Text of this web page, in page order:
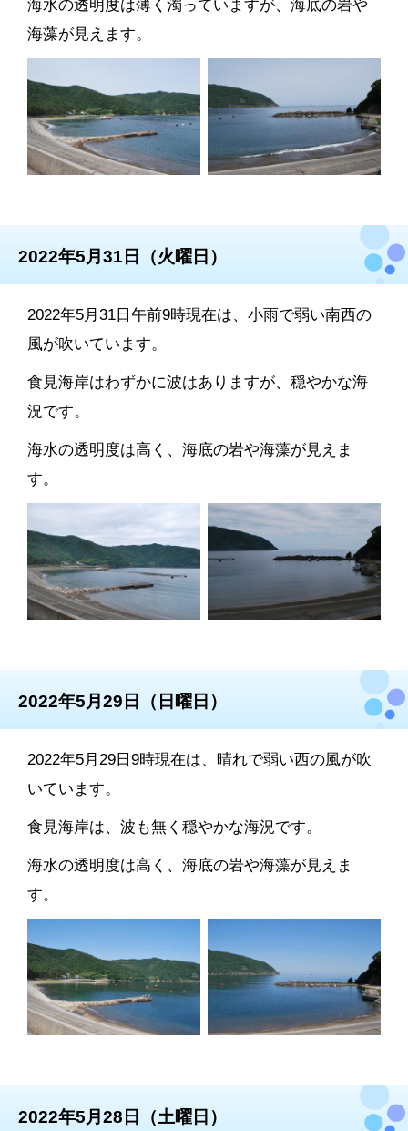
海水の透明度は薄く濁っていますが、海底の岩や
海藻が見えます。
2022年5月31日（火曜日）
2022年5月31日午前9時現在は、小雨で弱い南西の
風が吹いています。
食見海岸はわずかに波はありますが、穏やかな海
況です。
海水の透明度は高く、海底の岩や海藻が見えま
す。
2022年5月29日（日曜日）
2022年5月29日9時現在は、晴れで弱い西の風が吹
いています。
食見海岸は、波も無く穏やかな海況です。
海水の透明度は高く、海底の岩や海藻が見えま
す。
2022年5月28日（土曜日）